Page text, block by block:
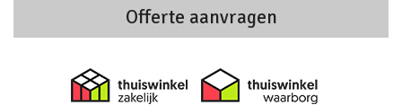
Offerte aanvragen
Thuiswinkel zakelijk